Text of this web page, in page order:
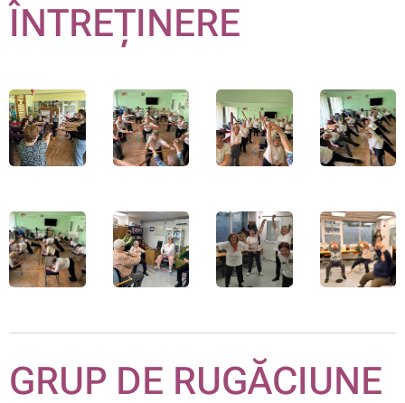
ÎNTREȚINERE
GRUP DE RUGĂCIUNE